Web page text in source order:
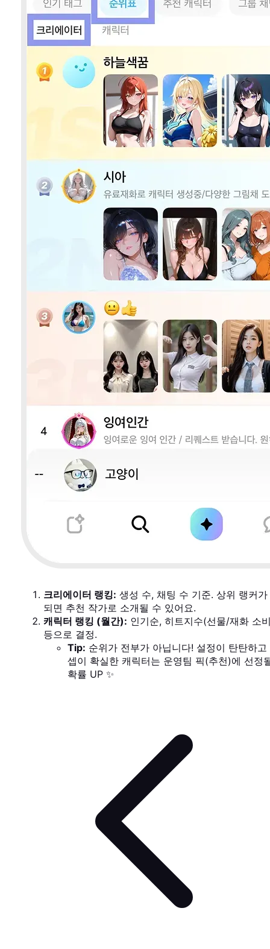
크리에이터 랭킹: 생성 수, 채팅 수 기준. 상위 랭커가
되면 추천 작가로 소개될 수 있어요.
캐릭터 랭킹 (월간): 인기순, 히트지수(선물/재화 소
등으로 결정.
Tip: 순위가 전부가 아닙니다! 설정이 탄탄하고
셉이 확실한 캐릭터는 운영팀 픽(추천)에 선정
확률 UP ✨